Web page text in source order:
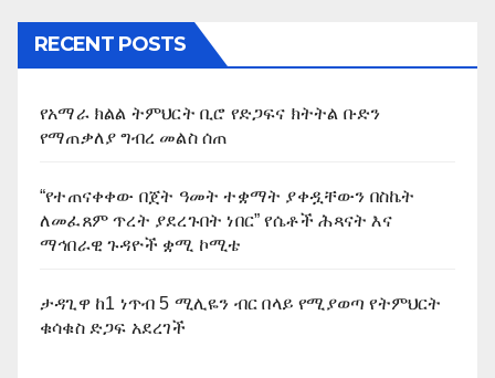
RECENT POSTS
የአማራ ክልል ትምህርት ቢሮ የድጋፍና ክትትል ቡድን
የማጠቃለያ ግብረ መልስ ሰጠ
“የተጠናቀቀው በጀት ዓመት ተቋማት ያቀዷቸውን በስኬት
ለመፈጸም ጥረት ያደረጉበት ነበር” የሴቶች ሕጻናት እና
ማኅበራዊ ጉዳዮች ቋሚ ኮሚቴ
ታዳጊዋ ከ1 ነጥብ 5 ሚሊዬን ብር በላይ የሚያወጣ የትምህርት
ቁሳቁስ ድጋፍ አደረገች